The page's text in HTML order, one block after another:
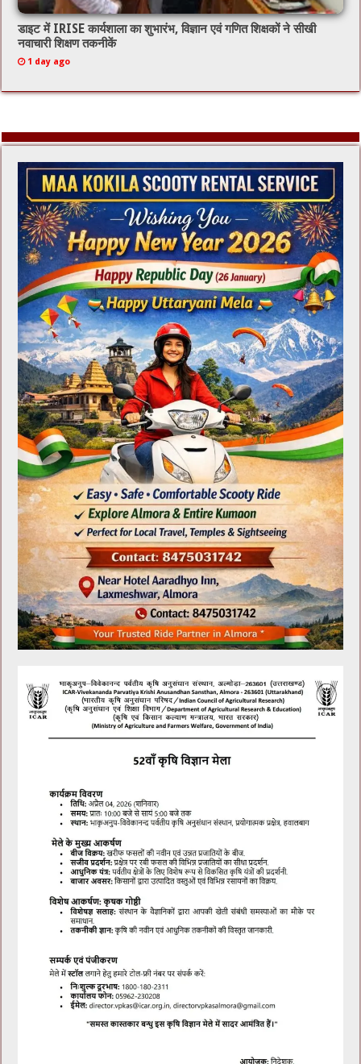
डाइट में IRISE कार्यशाला का शुभारंभ, विज्ञान एवं गणित शिक्षकों ने सीखी
नवाचारी शिक्षण तकनीकें
1 day ago